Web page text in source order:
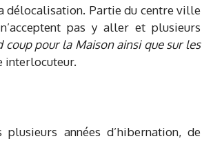
délocalisation. Partie du centre ville
pas y aller et plusieurs
coup pour la Maison ainsi que sur les
interlocuteur.
années d’hibernation, de